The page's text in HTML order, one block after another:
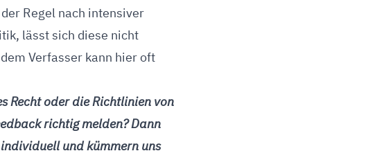
Regel nach intensiver
lässt sich diese nicht
Verfasser kann hier oft
Recht oder die Richtlinien von
richtig melden? Dann
und kümmern uns